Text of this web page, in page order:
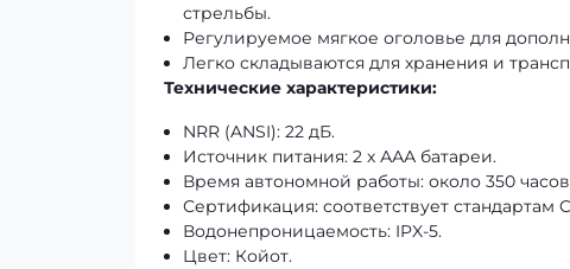
стрельбы.
Регулируемое мягкое оголовье для
Легко складываются для хранения и
Технические характеристики:
NRR (ANSI): 22 дБ.
Источник питания: 2 х ААА батареи.
Время автономной работы: около 350
Сертификация: соответствует стандартам
Водонепроницаемость: IPX-5.
Цвет: Койот.